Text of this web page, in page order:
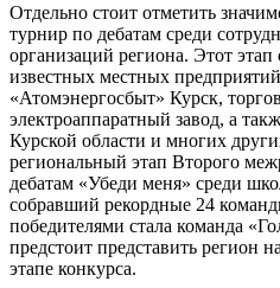
Отдельно стоит отметить
турнир по дебатам среди
организаций региона. Этот этап
известных местных
«Атомэнергосбыт» Курск,
электроаппаратный завод, а
Курской области и многих
региональный этап Второго
дебатам «Убеди меня» среди
собравший рекордные 24
победителями стала команда
предстоит представить регион
этапе конкурса.